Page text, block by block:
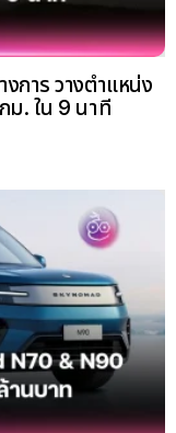
การ วางตำแหน่ง
ม. ใน 9 นาที